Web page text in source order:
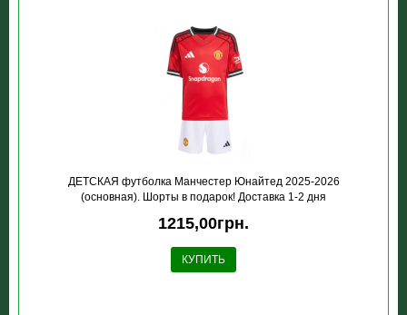
ДЕТСКАЯ футболка Манчестер Юнайтед 2025-2026
(основная). Шорты в подарок! Доставка 1-2 дня
1215,00грн.
КУПИТЬ